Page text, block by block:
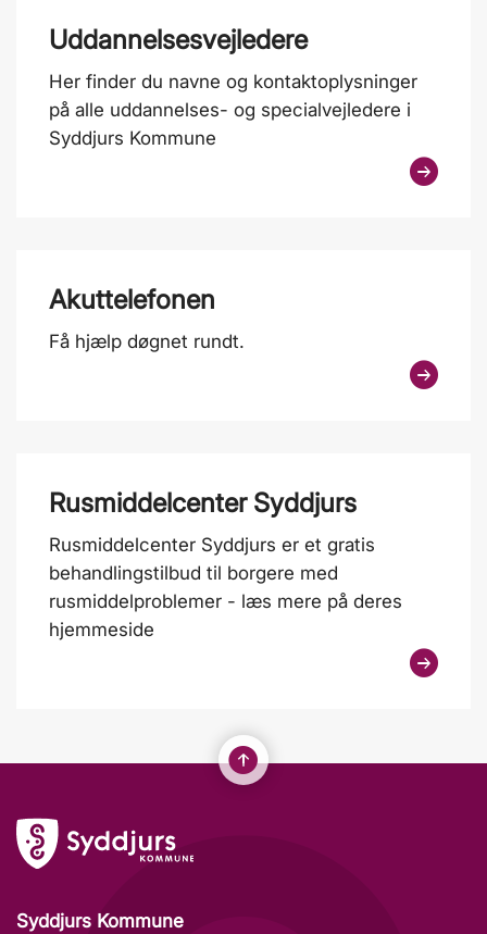
Uddannelsesvejledere
Her finder du navne og kontaktoplysninger
på alle uddannelses- og specialvejledere i
Syddjurs Kommune
Akuttelefonen
Få hjælp døgnet rundt.
Rusmiddelcenter Syddjurs
Rusmiddelcenter Syddjurs er et gratis
behandlingstilbud til borgere med
rusmiddelproblemer - læs mere på deres
hjemmeside
Syddjurs Kommune